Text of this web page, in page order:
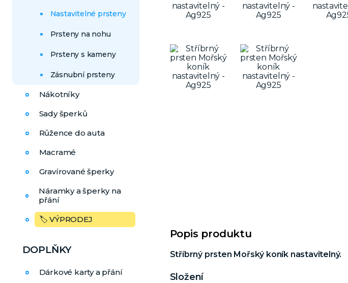
Nastavitelné prsteny
Prsteny na nohu
Prsteny s kameny
Zásnubní prsteny
Nákotníky
Sady šperků
Růžence do auta
Macramé
Gravírované šperky
Náramky a šperky na
přání
🏷️ VÝPRODEJ
DOPLŇKY
Dárkové karty a přání
Popis produktu
Stříbrný prsten Mořský koník nastavitelný.
Složení